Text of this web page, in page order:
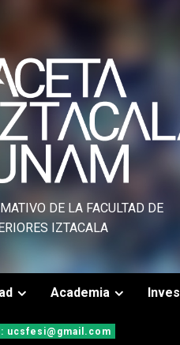
DE LA FACULTAD DE
IZTACALA
Academia
ucsfesi@gmail.com